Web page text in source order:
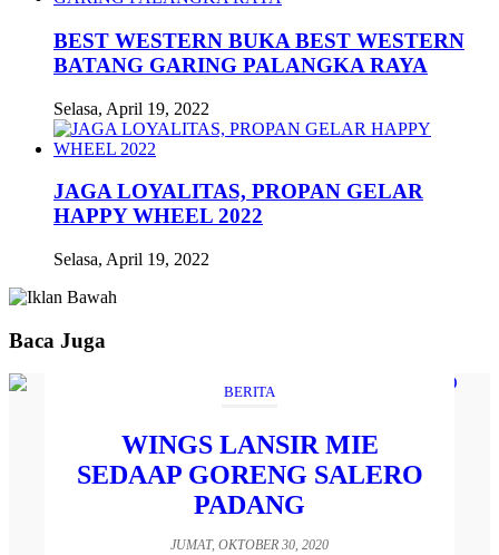
BEST WESTERN BUKA BEST WESTERN
BATANG GARING PALANGKA RAYA
Selasa, April 19, 2022
JAGA LOYALITAS, PROPAN GELAR
HAPPY WHEEL 2022
Selasa, April 19, 2022
Baca Juga
BERITA
WINGS LANSIR MIE
SEDAAP GORENG SALERO
PADANG
JUMAT, OKTOBER 30, 2020